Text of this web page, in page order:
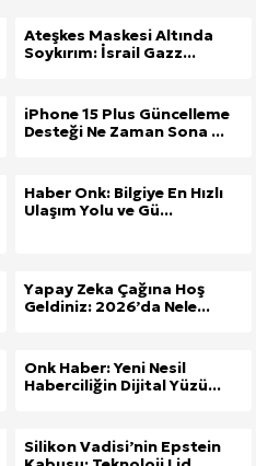
Ateşkes Maskesi Altında
Soykırım: İsrail Gazz...
iPhone 15 Plus Güncelleme
Desteği Ne Zaman Sona ...
Haber Onk: Bilgiye En Hızlı
Ulaşım Yolu ve Gü...
Yapay Zeka Çağına Hoş
Geldiniz: 2026’da Nele...
Onk Haber: Yeni Nesil
Haberciliğin Dijital Yüzü...
Silikon Vadisi’nin Epstein